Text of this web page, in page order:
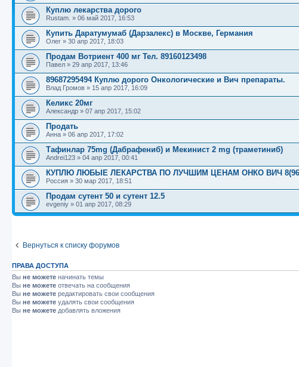
Куплю лекарства дорого
Rustam. » 06 май 2017, 16:53
Купить Даратумумаб (Дарзалекс) в Москве, Германия
Олег » 30 апр 2017, 18:03
Продам Вотриент 400 мг Тел. 89160123498
Павел » 29 апр 2017, 13:46
89687295494 Куплю дорого Онкологические и Вич препараты.
Влад Громов » 15 апр 2017, 16:09
Келикс 20мг
Александр » 07 апр 2017, 15:02
Продать
Анна » 06 апр 2017, 17:02
Тафинлар 75mg (Дабрафениб) и Мекинист 2 mg (траметиниб)
Andrei123 » 04 апр 2017, 00:41
КУПЛЮ ЛЮБЫЕ ЛЕКАРСТВА ПО ЛУЧШИМ ЦЕНАМ ОНКО ВИЧ
Россия » 30 мар 2017, 18:51
Продам сутент 50 и сутент 12.5
evgeniy » 01 апр 2017, 08:29
Вернуться к списку форумов
ПРАВА ДОСТУПА
Вы не можете начинать темы
Вы не можете отвечать на сообщения
Вы не можете редактировать свои сообщения
Вы не можете удалять свои сообщения
Вы не можете добавлять вложения